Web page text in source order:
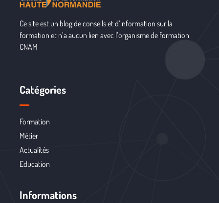
Ce site est un blog de conseils et d’information sur la
formation et n’a aucun lien avec l’organisme de formation
CNAM
Catégories
Formation
Métier
Actualités
Education
Informations